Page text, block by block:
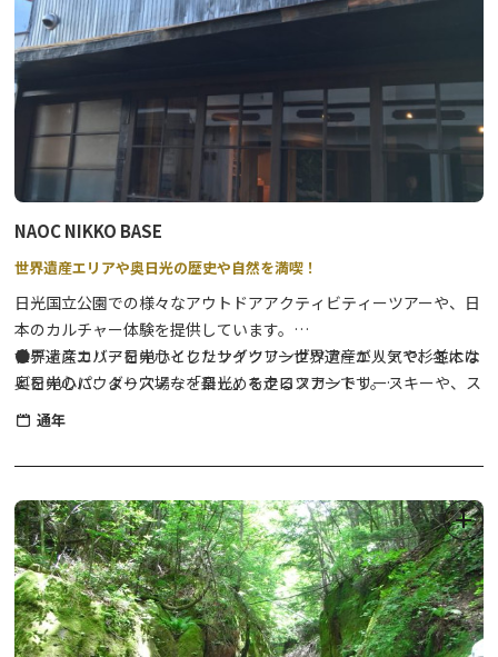
ケジュール】
2025年 8月16日・17日・23日 30日、 9月13日・14日・20日・
21日・23日、
10月4日・5日、11月8日・9日、12月6日・7日・27日・28日
2026年 1月17日・18日、2月7日・8日・21日・22日、3月14日・
15日
他詳細は・・・
https://www.icebucks.jp/
NAOC NIKKO BASE
世界遺産エリアや奥日光の歴史や自然を満喫！
日光国立公園での様々なアウトドアアクティビティーツアーや、日
本のカルチャー体験を提供しています。
世界遺産エリアを中心としたサイクリングツアーが人気で、冬には
奥日光のパウダースノーを楽しめるクロスカントリースキーや、ス
ノーシュー、雪上スキーのツアーも開催しています。
●ディスカバー日光サイクリングツアー世界遺産エリアや杉並木な
どを中心に、より穴場な「日光」を走るツアーです。
⇒詳細はこちら
●SATOYAMAサイクリングツアー日光連山から流れる綺麗な水に
⇒詳細はこちら
●雲竜渓谷スノートレッキングNAOCのトレッキングツアーで一番
人気のあるツアーです。※健脚向き
⇒詳細はこちら
通年